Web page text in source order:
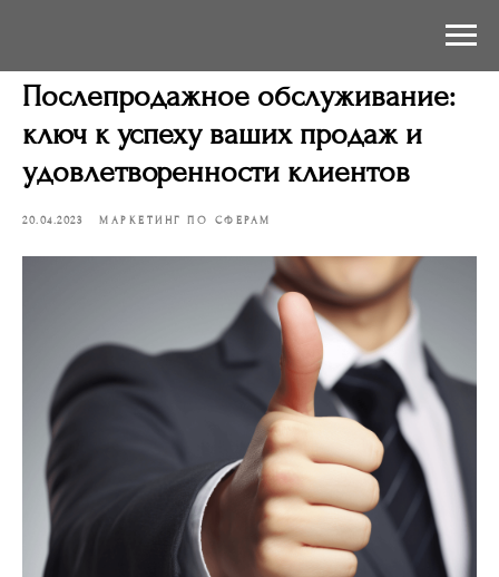
Послепродажное обслуживание:
ключ к успеху ваших продаж и
удовлетворенности клиентов
20.04.2023 МАРКЕТИНГ ПО СФЕРАМ